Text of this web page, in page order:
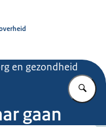
en gezondheid
gaan